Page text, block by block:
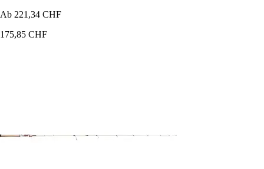
Ab 221,34 CHF
175,85 CHF